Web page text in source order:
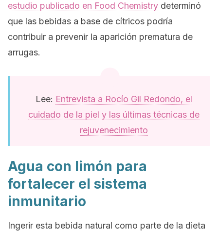
estudio publicado en Food Chemistry determinó
que las bebidas a base de cítricos podría
contribuir a prevenir la aparición prematura de
arrugas.
Lee: Entrevista a Rocío Gil Redondo, el
cuidado de la piel y las últimas técnicas de
rejuvenecimiento
Agua con limón para
fortalecer el sistema
inmunitario
Ingerir esta bebida natural como parte de la dieta